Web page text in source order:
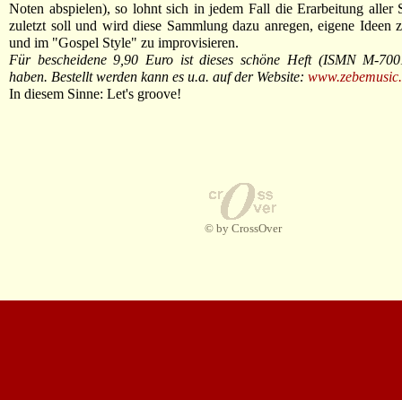
Noten abspielen), so lohnt sich in jedem Fall die Erarbeitung aller
zuletzt soll und wird diese Sammlung dazu anregen, eigene Ideen
und im "Gospel Style" zu improvisieren.
Für bescheidene 9,90 Euro ist dieses schöne Heft (ISMN M-
haben. Bestellt werden kann es u.a. auf der Website:
In diesem Sinne: Let's groove!
© by CrossOver